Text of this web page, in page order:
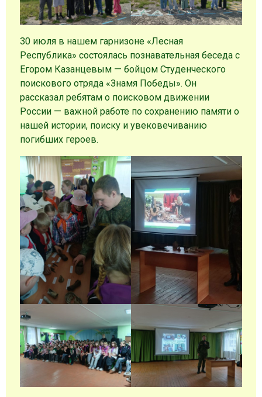
30 июля в нашем гарнизоне «Лесная
Республика» состоялась познавательная беседа с
Егором Казанцевым — бойцом Студенческого
поискового отряда «Знамя Победы». Он
рассказал ребятам о поисковом движении
России — важной работе по сохранению памяти о
нашей истории, поиску и увековечиванию
погибших героев.